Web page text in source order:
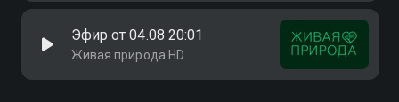
Эфир от 04.08 20:01
Живая природа HD